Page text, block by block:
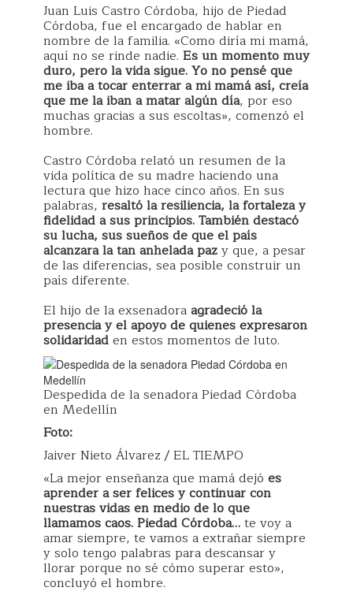
Juan Luis Castro Córdoba, hijo de Piedad
Córdoba, fue el encargado de hablar en
nombre de la familia. «Como diría mi mamá,
aquí no se rinde nadie. Es un momento muy
duro, pero la vida sigue. Yo no pensé que
me iba a tocar enterrar a mi mamá así, creía
que me la iban a matar algún día, por eso
muchas gracias a sus escoltas», comenzó el
hombre.
Castro Córdoba relató un resumen de la
vida política de su madre haciendo una
lectura que hizo hace cinco años. En sus
palabras, resaltó la resiliencia, la fortaleza y
fidelidad a sus principios. También destacó
su lucha, sus sueños de que el país
alcanzara la tan anhelada pazy que, a pesar
de las diferencias, sea posible construir un
país diferente.
El hijo de la exsenadoraagradeció la
presencia y el apoyo de quienes expresaron
solidaridaden estos momentos de luto.
Despedida de la senadora Piedad Córdoba
en Medellín
Foto:
Jaiver Nieto Álvarez / EL TIEMPO
«La mejor enseñanza que mamá dejó es
aprender a ser felices y continuar con
nuestras vidas en medio de lo que
llamamos caos. Piedad Córdoba…te voy a
amar siempre, te vamos a extrañar siempre
y solo tengo palabras para descansar y
llorar porque no sé cómo superar esto»,
concluyó el hombre.